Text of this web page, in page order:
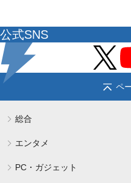
公式SNS
ペ
総合
エンタメ
PC・ガジェット